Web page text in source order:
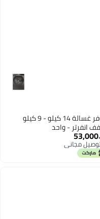
هوفر غسالة 14 كيلو - 9 كيلو
انفرتر - واحد
53,000
مجاني
مجاني